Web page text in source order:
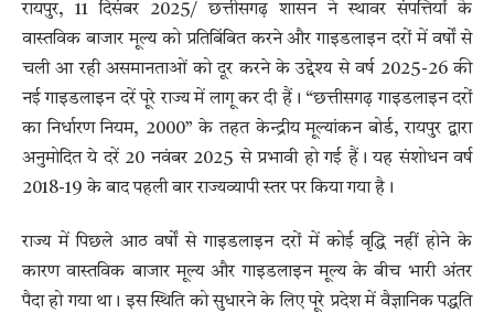
रायपुर, 11 दिसंबर 2025/ छत्तीसगढ़ शासन ने स्थावर संपत्तियों के
वास्तविक बाजार मूल्य को प्रतिबिंबित करने और गाइडलाइन दरों में वर्षों से
चली आ रही असमानताओं को दूर करने के उद्देश्य से वर्ष 2025-26 की
नई गाइडलाइन दरें पूरे राज्य में लागू कर दी हैं। “छत्तीसगढ़ गाइडलाइन दरों
का निर्धारण नियम, 2000” के तहत केन्द्रीय मूल्यांकन बोर्ड, रायपुर द्वारा
अनुमोदित ये दरें 20 नवंबर 2025 से प्रभावी हो गई हैं। यह संशोधन वर्ष
2018-19 के बाद पहली बार राज्यव्यापी स्तर पर किया गया है।
राज्य में पिछले आठ वर्षों से गाइडलाइन दरों में कोई वृद्धि नहीं होने के
कारण वास्तविक बाजार मूल्य और गाइडलाइन मूल्य के बीच भारी अंतर
पैदा हो गया था। इस स्थिति को सुधारने के लिए पूरे प्रदेश में वैज्ञानिक पद्धति